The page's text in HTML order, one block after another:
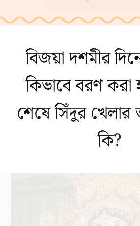
বিজয়া দশমীর
কিভাবে বরণ
শেষে সিঁদুর খেলার
কি?